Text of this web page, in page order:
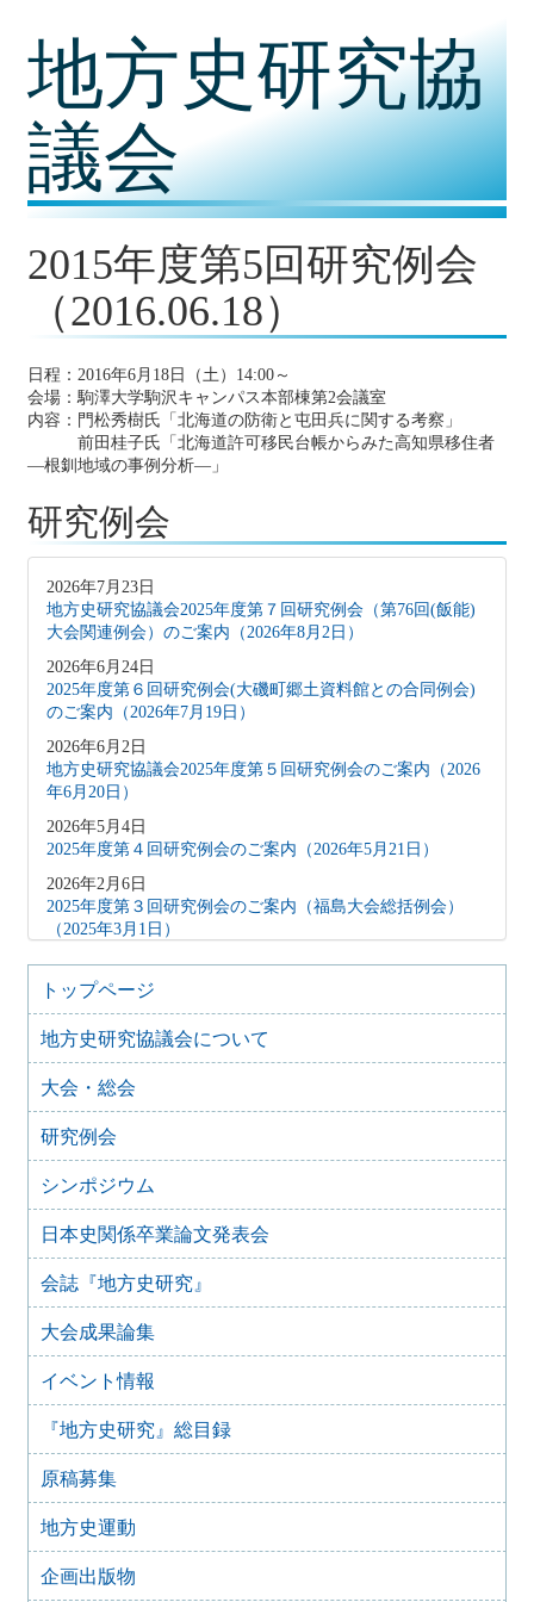
地方史研究協
議会
2015年度第5回研究例会
（2016.06.18）
日程：2016年6月18日（土）14:00～
会場：駒澤大学駒沢キャンパス本部棟第2会議室
内容：門松秀樹氏「北海道の防衛と屯田兵に関する考察」
前田桂子氏「北海道許可移民台帳からみた高知県移住者
―根釧地域の事例分析―」
研究例会
2026年7月23日
地方史研究協議会2025年度第７回研究例会（第76回(飯能)
大会関連例会）のご案内（2026年8月2日）
2026年6月24日
2025年度第６回研究例会(大磯町郷土資料館との合同例会)
のご案内（2026年7月19日）
2026年6月2日
地方史研究協議会2025年度第５回研究例会のご案内（2026
年6月20日）
2026年5月4日
2025年度第４回研究例会のご案内（2026年5月21日）
2026年2月6日
2025年度第３回研究例会のご案内（福島大会総括例会）
（2025年3月1日）
2025年12月5日
2025年度第２回研究例会のご案内（伊予史談会との合同例
会）（2026年１月11日）
2025年10月7日
2025年度第１回研究例会のご案内（加能地域史研究会との
合同例会）（2025年11月8日）
2025年9月3日
2024年度第8回研究例会のご案内（2025年9月27日）
2025年6月5日
20日）
2025年6月5日
2024年度第6回研究例会（2025年7月12日）
2025年5月12日
2024年度第5回研究例会（2025年5月30日）
2025年2月27日
2025年1月21日
2024年度第3回研究例会（兵庫大会総括例会）（2025年2月
23日）
2024年度第２回研究例会（2025年１月22日）
2024年10月10日
2024年度第1回研究例会（交通史学会との合同例会）
トップページ
地方史研究協議会について
大会・総会
研究例会
シンポジウム
日本史関係卒業論文発表会
会誌『地方史研究』
大会成果論集
イベント情報
『地方史研究』総目録
原稿募集
地方史運動
企画出版物